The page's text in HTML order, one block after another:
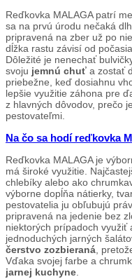
Reďkovka MALAGA patrí
sa na prvú úrodu nečaká
pripravená na zber už po
dĺžka rastu závisí od
Dôležité je nenechať
svoju jemnú chuť a zostať
priebežne, keď dosiahnu
lepšie využitie záhona pre
z hlavných dôvodov, prečo
pestovateľmi.
Na čo sa hodí reďkovka
Reďkovka MALAGA je
má široké využitie.
chlebíky alebo ako
výborne dopĺňa nátierky,
pestovatelia ju obľubujú
pripravená na jedenie bez
niektorých prípadoch využiť
jednoduchých jarných
čerstvo zozbieraná ,
Vďaka svojej farbe a
jarnej kuchyne